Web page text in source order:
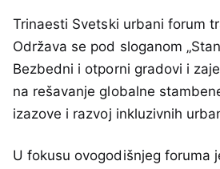
Trinaesti Svetski urbani forum
Održava se pod sloganom
Bezbedni i otporni gradovi i
na rešavanje globalne
izazove i razvoj inkluzivnih
U fokusu ovogodišnjeg foruma